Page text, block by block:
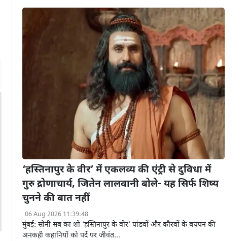
‘हस्तिनापुर के वीर’ में एकलव्य की एंट्री से दुविधा में
गुरु द्रोणाचार्य, जितेन लालवानी बोले- यह सिर्फ शिष्य
चुनने की बात नहीं
06 Aug 2026 11:39:48
मुंबई: सोनी सब का शो ‘हस्तिनापुर के वीर’ पांडवों और कौरवों के बचपन की
अनकही कहानियों को पर्दे पर जीवंत...